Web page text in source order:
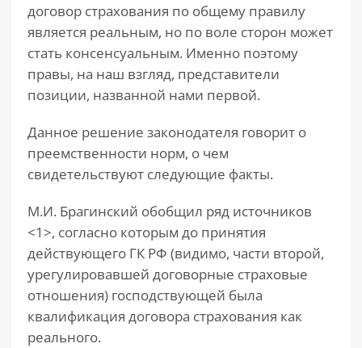
договор страхования по общему правилу
является реальным, но по воле сторон может
стать консенсуальным. Именно поэтому
правы, на наш взгляд, представители
позиции, названной нами первой.
Данное решение законодателя говорит о
преемственности норм, о чем
свидетельствуют следующие факты.
М.И. Брагинский обобщил ряд источников
<1>, согласно которым до принятия
действующего ГК РФ (видимо, части второй,
урегулировавшей договорные страховые
отношения) господствующей была
квалификация договора страхования как
реального.